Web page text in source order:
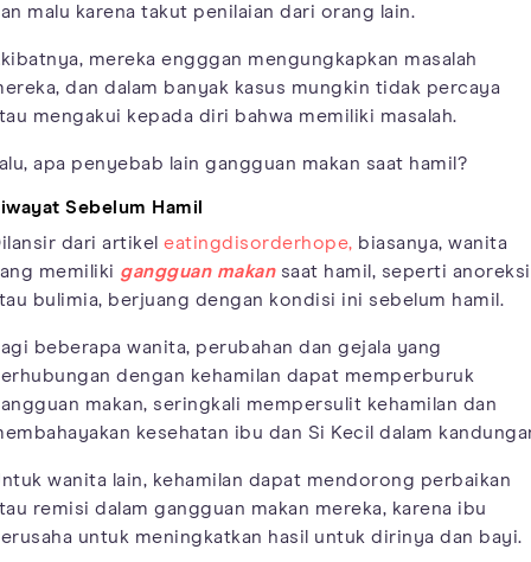
malu karena takut penilaian dari orang lain.
mereka engggan mengungkapkan masalah
dan dalam banyak kasus mungkin tidak percaya
mengakui kepada diri bahwa memiliki masalah.
apa penyebab lain gangguan makan saat hamil?
Sebelum Hamil
dari artikel eatingdisorderhope, biasanya, wanita
memiliki gangguan makansaat hamil, seperti
bulimia, berjuang dengan kondisi ini sebelum hamil.
beberapa wanita, perubahan dan gejala yang
dengan kehamilan dapat memperburuk
makan, seringkali mempersulit kehamilan dan
kesehatan ibu dan Si Kecil dalam
wanita lain, kehamilan dapat mendorong perbaikan
remisi dalam gangguan makan mereka, karena ibu
untuk meningkatkan hasil untuk dirinya dan bayi.